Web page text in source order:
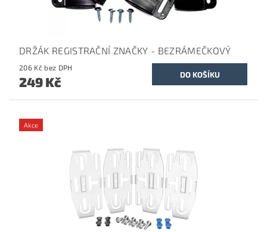
DRŽÁK REGISTRAČNÍ ZNAČKY - BEZRÁMEČKOVÝ
206 Kč bez DPH
249 Kč
Akce